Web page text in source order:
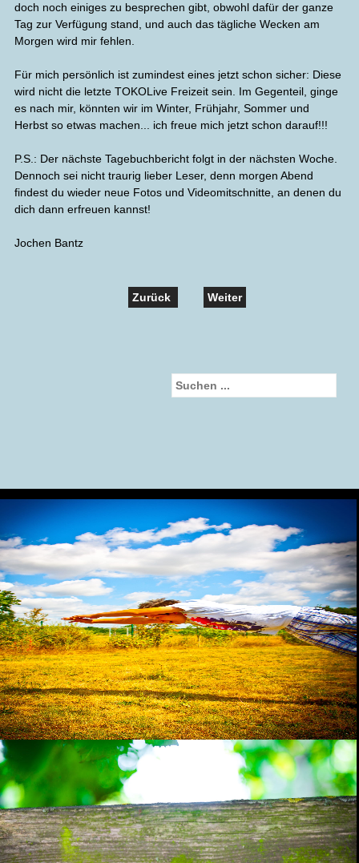
doch noch einiges zu besprechen gibt, obwohl dafür der ganze
Tag zur Verfügung stand, und auch das tägliche Wecken am
Morgen wird mir fehlen.
Für mich persönlich ist zumindest eines jetzt schon sicher: Diese
wird nicht die letzte TOKOLive Freizeit sein. Im Gegenteil, ginge
es nach mir, könnten wir im Winter, Frühjahr, Sommer und
Herbst so etwas machen... ich freue mich jetzt schon darauf!!!
P.S.: Der nächste Tagebuchbericht folgt in der nächsten Woche.
Dennoch sei nicht traurig lieber Leser, denn morgen Abend
findest du wieder neue Fotos und Videomitschnitte, an denen du
dich dann erfreuen kannst!
Jochen Bantz
Zurück Weiter